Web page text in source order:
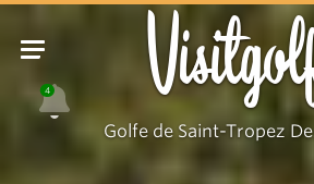
4
Golfe de Saint-Tropez